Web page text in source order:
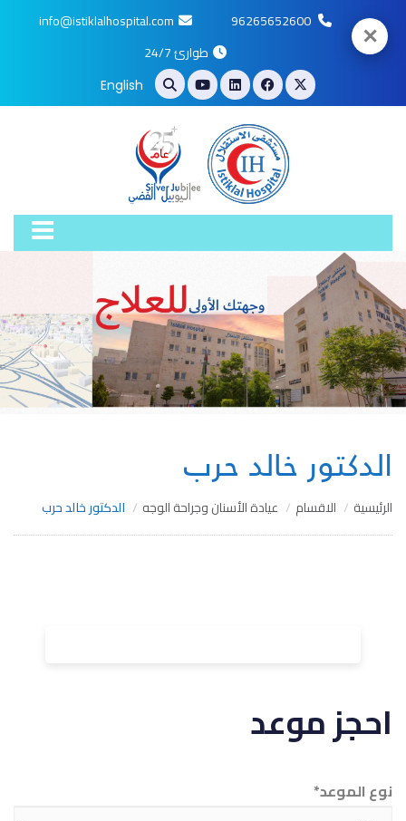
96265652600
info@istiklalhospital.com
طوارئ 24/7
English
الدكتور خالد حرب
الرئيسية الاقسام عيادة الأسنان وجراحة الوجه الدكتور خالد حرب
احجز موعد
نوع الموعد*
✕